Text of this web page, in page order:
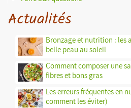
Actualités
Bronzage et nutrition : les
belle peau au soleil
Comment composer une
fibres et bons gras
Les erreurs fréquentes en
comment les éviter)